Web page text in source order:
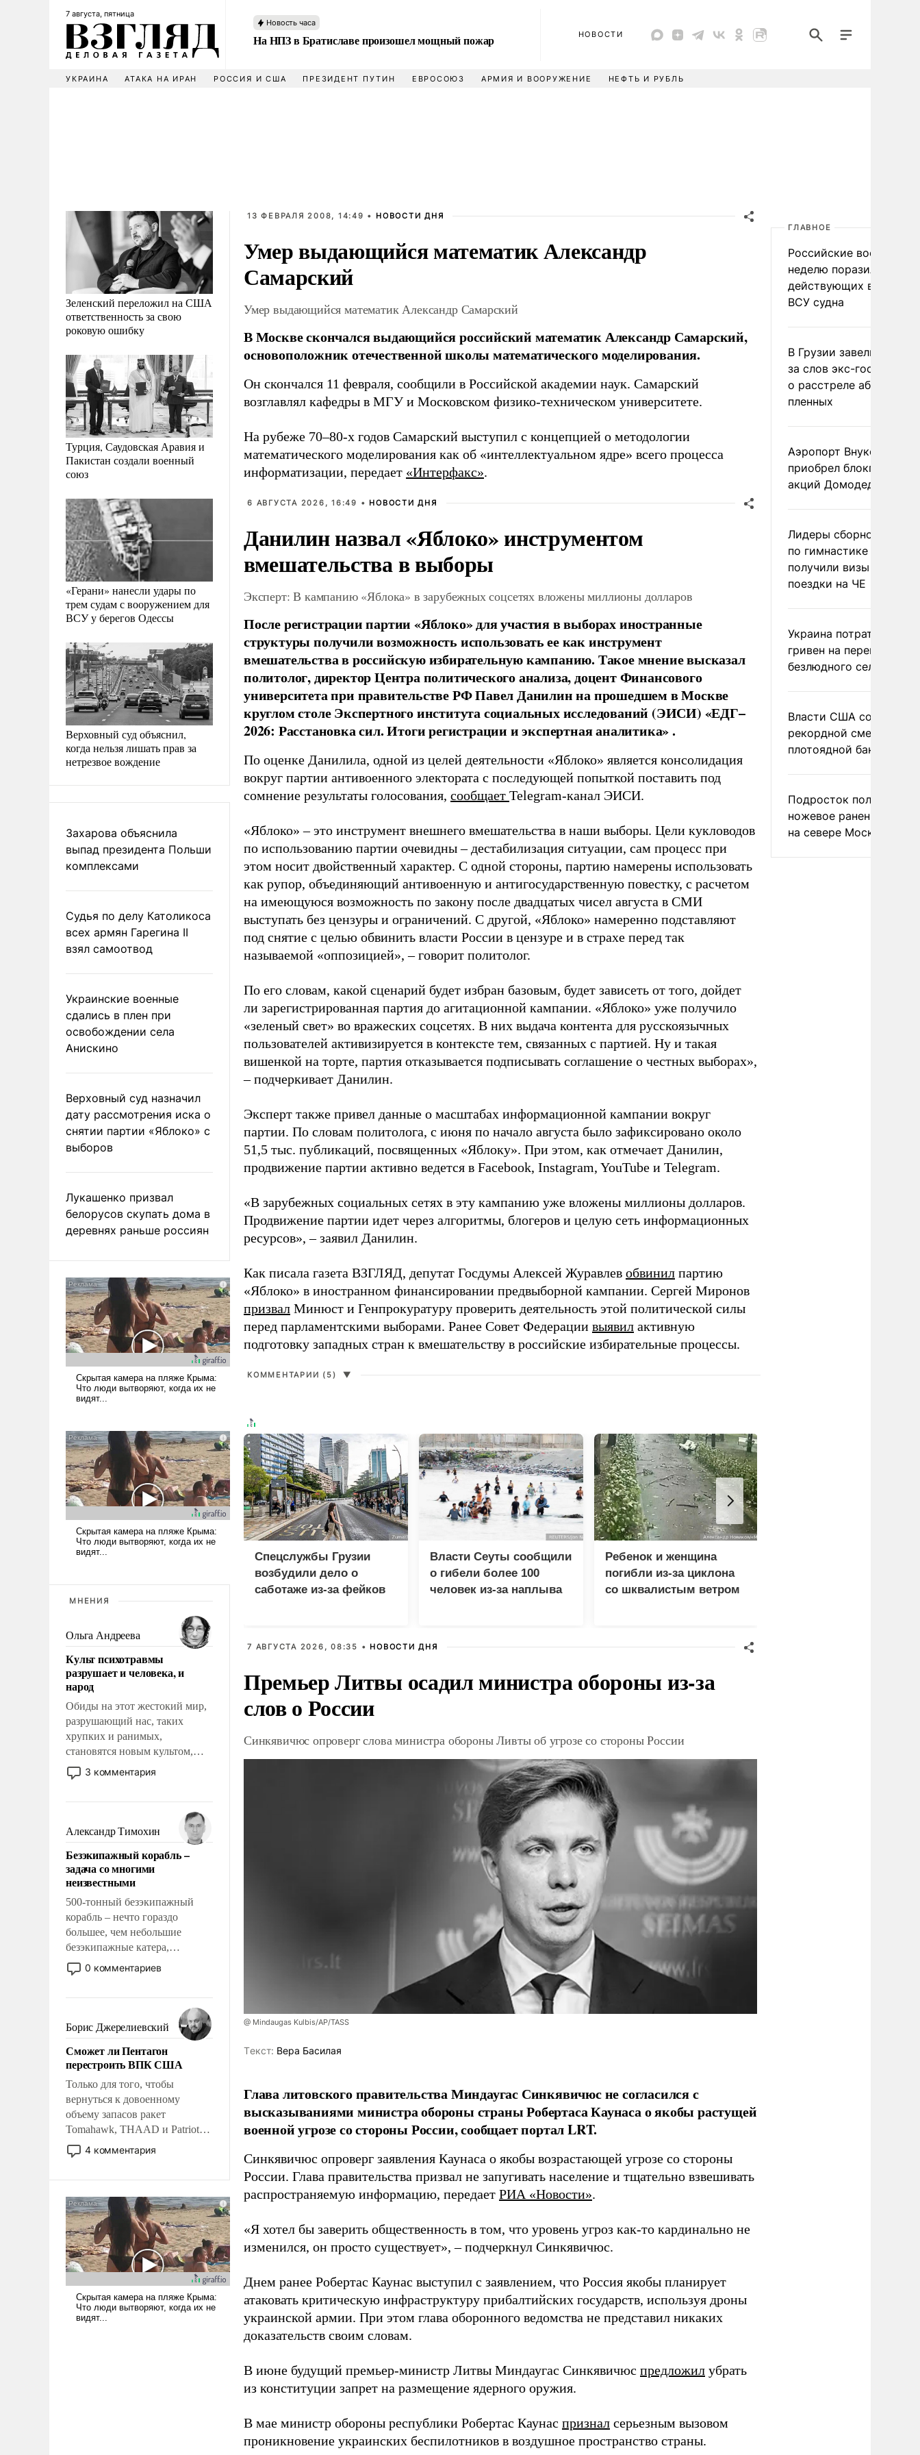
7 августа, пятница
Новость часа
На НПЗ в Братиславе произошел мощный пожар НОВОСТИ
УКРАИНА АТАКА НА ИРАН РОССИЯ И США ПРЕЗИДЕНТ ПУТИН ЕВРОСОЮЗ АРМИЯ И ВООРУЖЕНИЕ НЕФТЬ И РУБЛЬ
Зеленский переложил на США
ответственность за свою
роковую ошибку
Турция, Саудовская Аравия и
Пакистан создали военный
союз
«Герани» нанесли удары по
трем судам с вооружением для
ВСУ у берегов Одессы
Верховный суд объяснил,
когда нельзя лишать прав за
нетрезвое вождение
Захарова объяснила
выпад президента Польши
комплексами
Судья по делу Католикоса
всех армян Гарегина II
взял самоотвод
Украинские военные
сдались в плен при
освобождении села
Анискино
Верховный суд назначил
дату рассмотрения иска о
снятии партии «Яблоко» с
выборов
Лукашенко призвал
белорусов скупать дома в
деревнях раньше россиян
МНЕНИЯ
Ольга Андреева
Культ психотравмы
разрушает и человека, и
народ
Обиды на этот жестокий мир,
разрушающий нас, таких
хрупких и ранимых,
становятся новым культом,
постепенно вытесняя и
отменяя традиционное
мужественным и твердым под
ударами судьбы, брать на себя
ответственность, помогать
слабым, идти вперед и
адаптироваться.
3 комментария
Александр Тимохин
Безэкипажный корабль –
задача со многими
неизвестными
500-тонный безэкипажный
корабль – нечто гораздо
большее, чем небольшие
безэкипажные катера,
применение которых уже
стало обыденностью. Задача по
сложна и амбициозна. Однако
и ее реализация радикально
поднимет наши боевые
возможности.
0 комментариев
Борис Джерелиевский
Сможет ли Пентагон
перестроить ВПК США
Только для того, чтобы
вернуться к довоенному
объему запасов ракет
Tomahawk, THAAD и Patriot
США потребуется более трех
лет. Даже небольшая война с
Сложившаяся ситуация
означает многолетний период
уязвимости США, например,
перед Китаем.
4 комментария
13 ФЕВРАЛЯ 2008, 14:49 • НОВОСТИ ДНЯ
Умер выдающийся математик Александр
Самарский
Умер выдающийся математик Александр Самарский
В Москве скончался выдающийся российский математик Александр Самарский,
основоположник отечественной школы математического моделирования.
Он скончался 11 февраля, сообщили в Российской академии наук. Самарский
возглавлял кафедры в МГУ и Московском физико-техническом университете.
На рубеже 70–80-х годов Самарский выступил с концепцией о методологии
математического моделирования как об «интеллектуальном ядре» всего процесса
информатизации, передает «Интерфакс».
6 АВГУСТА 2026, 16:49 • НОВОСТИ ДНЯ
Данилин назвал «Яблоко» инструментом
вмешательства в выборы
Эксперт: В кампанию «Яблока» в зарубежных соцсетях вложены миллионы долларов
После регистрации партии «Яблоко» для участия в выборах иностранные
структуры получили возможность использовать ее как инструмент
вмешательства в российскую избирательную кампанию. Такое мнение высказал
политолог, директор Центра политического анализа, доцент Финансового
университета при правительстве РФ Павел Данилин на прошедшем в Москве
круглом столе Экспертного института социальных исследований (ЭИСИ) «ЕДГ–
2026: Расстановка сил. Итоги регистрации и экспертная аналитика» .
По оценке Данилила, одной из целей деятельности «Яблоко» является консолидация
вокруг партии антивоенного электората с последующей попыткой поставить под
сомнение результаты голосования, сообщает Telegram-канал ЭИСИ.
«Яблоко» – это инструмент внешнего вмешательства в наши выборы. Цели кукловодов
по использованию партии очевидны – дестабилизация ситуации, сам процесс при
этом носит двойственный характер. С одной стороны, партию намерены использовать
как рупор, объединяющий антивоенную и антигосударственную повестку, с расчетом
на имеющуюся возможность по закону после двадцатых чисел августа в СМИ
выступать без цензуры и ограничений. С другой, «Яблоко» намеренно подставляют
под снятие с целью обвинить власти России в цензуре и в страхе перед так
называемой «оппозицией», – говорит политолог.
По его словам, какой сценарий будет избран базовым, будет зависеть от того, дойдет
ли зарегистрированная партия до агитационной кампании. «Яблоко» уже получило
«зеленый свет» во вражеских соцсетях. В них выдача контента для русскоязычных
пользователей активизируется в контексте тем, связанных с партией. Ну и такая
вишенкой на торте, партия отказывается подписывать соглашение о честных выборах»,
– подчеркивает Данилин.
Эксперт также привел данные о масштабах информационной кампании вокруг
партии. По словам политолога, с июня по начало августа было зафиксировано около
51,5 тыс. публикаций, посвященных «Яблоку». При этом, как отмечает Данилин,
продвижение партии активно ведется в Facebook, Instagram, YouTube и Telegram.
«В зарубежных социальных сетях в эту кампанию уже вложены миллионы долларов.
Продвижение партии идет через алгоритмы, блогеров и целую сеть информационных
ресурсов», – заявил Данилин.
Как писала газета ВЗГЛЯД, депутат Госдумы Алексей Журавлев обвинил партию
«Яблоко» в иностранном финансировании предвыборной кампании. Сергей Миронов
призвал Минюст и Генпрокуратуру проверить деятельность этой политической силы
перед парламентскими выборами. Ранее Совет Федерации выявил активную
подготовку западных стран к вмешательству в российские избирательные процессы.
КОММЕНТАРИИ (5) ▼
Спецслужбы Грузии
возбудили дело о
саботаже из-за фейков
Власти Сеуты сообщили
о гибели более 100
человек из-за наплыва
Ребенок и женщина
погибли из-за циклона
со шквалистым ветром
7 АВГУСТА 2026, 08:35 • НОВОСТИ ДНЯ
Премьер Литвы осадил министра обороны из-за
слов о России
Синкявичюс опроверг слова министра обороны Ливты об угрозе со стороны России
@ Mindaugas Kulbis/AP/TASS
Tекст: Вера Басилая
Глава литовского правительства Миндаугас Синкявичюс не согласился с
высказываниями министра обороны страны Робертаса Каунаса о якобы растущей
военной угрозе со стороны России, сообщает портал LRT.
Синкявичюс опроверг заявления Каунаса о якобы возрастающей угрозе со стороны
России. Глава правительства призвал не запугивать население и тщательно взвешивать
распространяемую информацию, передает РИА «Новости».
«Я хотел бы заверить общественность в том, что уровень угроз как-то кардинально не
изменился, он просто существует», – подчеркнул Синкявичюс.
Днем ранее Робертас Каунас выступил с заявлением, что Россия якобы планирует
атаковать критическую инфраструктуру прибалтийских государств, используя дроны
украинской армии. При этом глава оборонного ведомства не представил никаких
доказательств своим словам.
В июне будущий премьер-министр Литвы Миндаугас Синкявичюс предложил убрать
из конституции запрет на размещение ядерного оружия.
В мае министр обороны республики Робертас Каунас признал серьезным вызовом
проникновение украинских беспилотников в воздушное пространство страны.
ГЛАВНОЕ
Российские военные за
неделю поразили 34
действующих в
ВСУ судна
В Грузии завели дело
за слов экс-
о расстреле абхазских
пленных
Аэропорт Внуково
приобрел блокпакет
акций Домодедово
Лидеры сборной
по гимнастике не
получили визы для
поездки на ЧЕ
Украина потратила 1
гривен на
безлюдного села
Власти США сообщили
рекордной смертности
плотоядной бактерии
Подросток получил
ножевое ранение в
на севере Москвы